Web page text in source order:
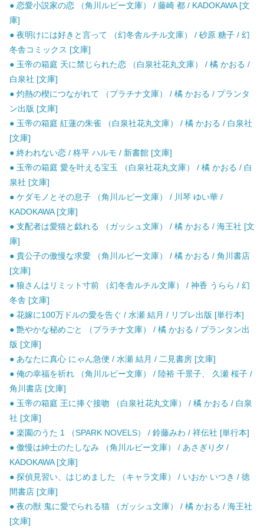
● 恋愛小説家の恋 （角川ルビー文庫） / 藤崎 都 / KADOKAWA [文
庫]
● 夜明けには好きと言って （幻冬舎ルチル文庫） / 砂原 糖子 / 幻
冬舎コミックス [文庫]
● 玉帝の箱庭 天に禁じられた恋 （白泉社花丸文庫） / 橘 かおる /
白泉社 [文庫]
● 灼熱の楔につながれて （プラチナ文庫） / 橘 かおる / プランタ
ン出版 [文庫]
● 玉帝の箱庭 紅蓮の朱雀 （白泉社花丸文庫） / 橘 かおる / 白泉社
[文庫]
● 終われない恋 / 柊平 ハルモ / 新書館 [文庫]
● 玉帝の箱庭 愛を叶える宝玉 （白泉社花丸文庫） / 橘 かおる / 白
泉社 [文庫]
● ケダモノとその息子 （角川ルビー文庫） / 川琴 ゆい華 /
KADOKAWA [文庫]
● 支配者は愛猫と戯れる （ガッシュ文庫） / 橘 かおる / 海王社 [文
庫]
● 貴公子の傲慢な求愛 （角川ルビー文庫） / 橘 かおる / 角川書店
[文庫]
● 狼さんはリミット寸前 （幻冬舎ルチル文庫） / 神香 うらら / 幻
冬舎 [文庫]
● 花嫁に100万ドルの愛を告ぐ / 水瀬 結月 / リブレ出版 [単行本]
● 艶やかな秘めごと （プラチナ文庫） / 橘 かおる / プランタン出
版 [文庫]
● あなたに真心 にゃん急便 / 水瀬 結月 / 二見書房 [文庫]
● 俺の幸福を祈れ （角川ルビー文庫） / 陸裕 千景子、 久瀬 桜子 /
角川書店 [文庫]
● 玉帝の箱庭 王に捧ぐ接吻 （白泉社花丸文庫） / 橘 かおる / 白泉
社 [文庫]
● 楽園のうた 1 （SPARK NOVELS） / 鈴藤みわ / 祥伝社 [単行本]
● 傲慢は紳士のたしなみ （角川ルビー文庫） / あさぎり夕 /
KADOKAWA [文庫]
● 探偵見習い、はじめました （キャラ文庫） / いおか いつき / 徳
間書店 [文庫]
● 夜の獣 鬼に愛でられる猫 （ガッシュ文庫） / 橘 かおる / 海王社
[文庫]